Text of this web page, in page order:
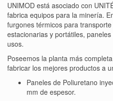
UNIMOD está asociado con
fabrica equipos para la minería.
furgones térmicos para
estacionarias y portátiles,
usos.
Poseemos la planta más
fabricar los mejores productos a
Paneles de Poliuretano
mm de espesor.